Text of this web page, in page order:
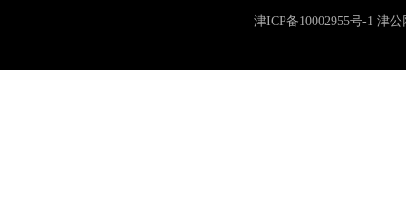
津ICP备10002955号-1 津公